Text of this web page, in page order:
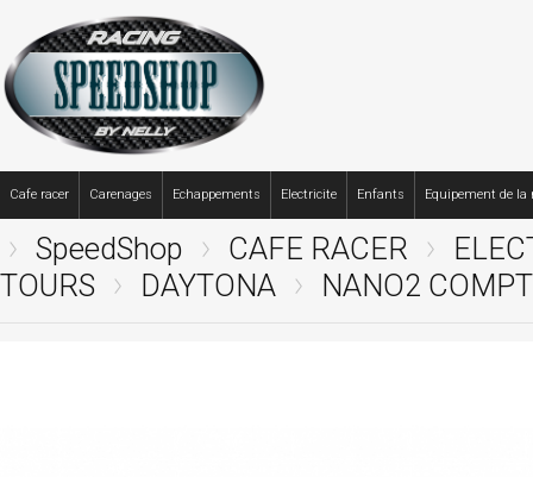
Cafe racer Carenages Echappements Electricite Enfants Equipement de la
SpeedShop CAFE RACER
TOURS
DAYTONA NANO2